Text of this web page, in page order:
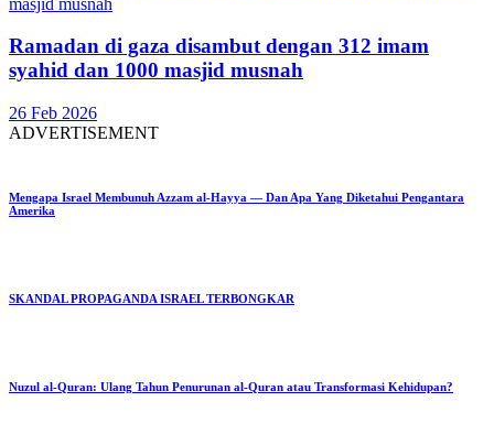
Ramadan di gaza disambut dengan 312 imam
syahid dan 1000 masjid musnah
26 Feb 2026
ADVERTISEMENT
Mengapa Israel Membunuh Azzam al-Hayya — Dan Apa Yang Diketahui Pengantara
Amerika
SKANDAL PROPAGANDA ISRAEL TERBONGKAR
Nuzul al-Quran: Ulang Tahun Penurunan al-Quran atau Transformasi Kehidupan?